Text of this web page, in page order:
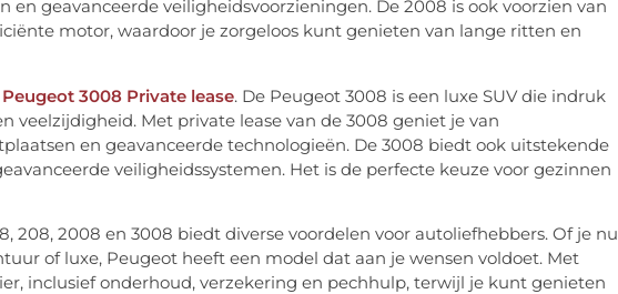
geavanceerde veiligheidsvoorzieningen. De 2008 is ook voorzien van
motor, waardoor je zorgeloos kunt genieten van lange ritten en
Peugeot 3008 Private lease. De Peugeot 3008 is een luxe SUV die indruk
Met private lease van de 3008 geniet je van
en geavanceerde technologieën. De 3008 biedt ook uitstekende
veiligheidssystemen. Het is de perfecte keuze voor gezinnen
208, 2008 en 3008 biedt diverse voordelen voor autoliefhebbers. Of je nu
of luxe, Peugeot heeft een model dat aan je wensen voldoet. Met
inclusief onderhoud, verzekering en pechhulp, terwijl je kunt genieten